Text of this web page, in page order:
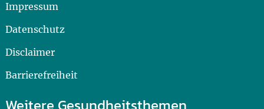
Impressum
Datenschutz
Disclaimer
Barrierefreiheit